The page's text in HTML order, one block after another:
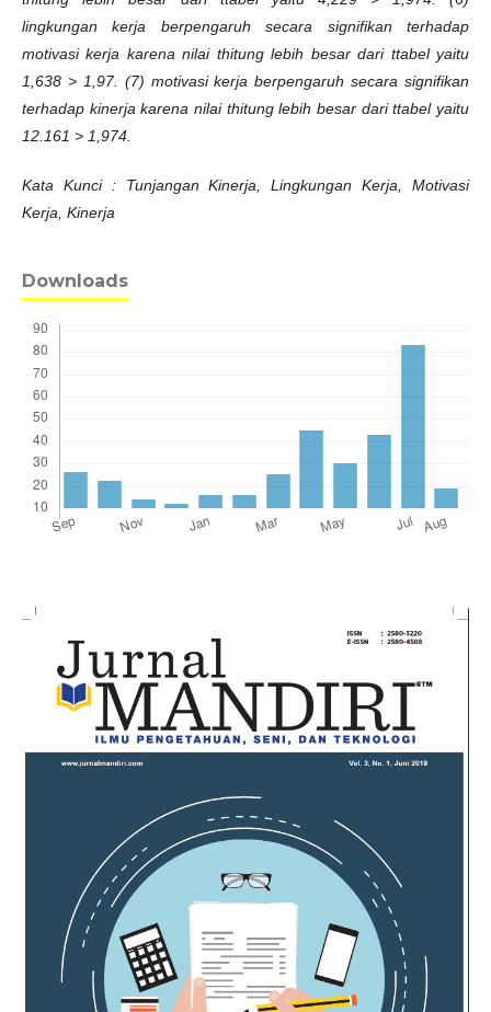
lingkungan kerja berpengaruh secara signifikan terhadap
motivasi kerja karena nilai thitung lebih besar dari ttabel yaitu
1,638 > 1,97. (7) motivasi kerja berpengaruh secara signifikan
terhadap kinerja karena nilai thitung lebih besar dari ttabel yaitu
12.161 > 1,974.
Kata Kunci : Tunjangan Kinerja, Lingkungan Kerja, Motivasi
Kerja, Kinerja
Downloads